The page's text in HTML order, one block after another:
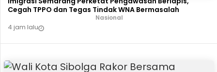
Cegah TPPO dan Tegas Tindak WNA Bermasalah
Nasional
4 jam lalu